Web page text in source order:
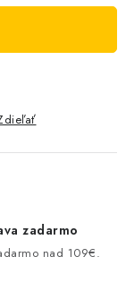
zadarmo
nad 109€.